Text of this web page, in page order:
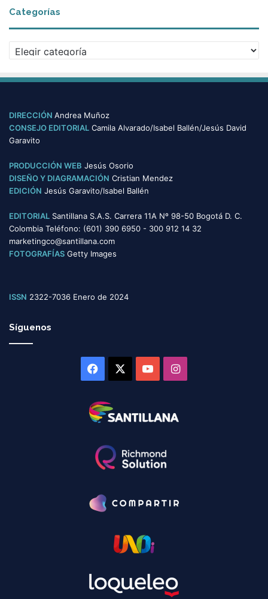
h
i
Categorías
a
e
o
r
s
DIRECCIÓN Andrea Muñoz
CONSEJO EDITORIAL Camila Alvarado/Isabel Ballén/Jesús David
Garavito
PRODUCCIÓN WEB Jesús Osorio
DISEÑO Y DIAGRAMACIÓN Cristian Mendez
EDICIÓN Jesús Garavito/Isabel Ballén
EDITORIAL Santillana S.A.S. Carrera 11A Nº 98-50 Bogotá D. C.
Colombia Teléfono: (601) 390 6950 - 300 912 14 32
marketingco@santillana.com
FOTOGRAFÍAS Getty Images
ISSN 2322-7036 Enero de 2024
Síguenos
Facebook YouTubeInstagram